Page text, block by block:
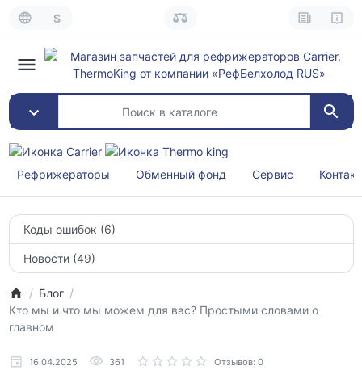
$
Рефрижераторы Обменный фонд Сервис
Коды ошибок (6)
Новости (49)
Блог
Кто мы и что мы можем для вас? Простыми словами о
главном
16.04.2025 361 Отзывов: 0